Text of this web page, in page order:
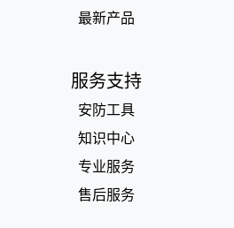
最新产品
服务支持
安防工具
知识中心
专业服务
售后服务